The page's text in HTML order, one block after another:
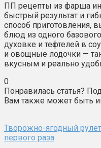
ПП рецепты из фарша
быстрый результат и
способ приготовления,
блюд из одного
духовке и тефтелей в
и овощные лодочки —
вкусным и реально
0
Понравилась статья?
Вам также может быть
Творожно-ягодный
первого раза